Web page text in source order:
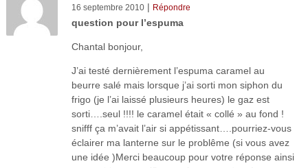
16 septembre 2010| Répondre
question pour l’espuma
Chantal bonjour,
J’ai testé dernièrement l’espuma caramel au
beurre salé mais lorsque j’ai sorti mon siphon du
frigo (je l’ai laissé plusieurs heures) le gaz est
sorti….seul !!!! le caramel était « collé » au fond !
snifff ça m’avait l’air si appétissant….pourriez-vous
éclairer ma lanterne sur le problême (si vous avez
une idée )Merci beaucoup pour votre réponse ainsi